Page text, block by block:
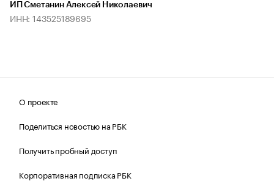
ИП Сметанин Алексей Николаевич
ИНН: 143525189695
О проекте
Поделиться новостью на РБК
Получить пробный доступ
Корпоративная подписка РБК